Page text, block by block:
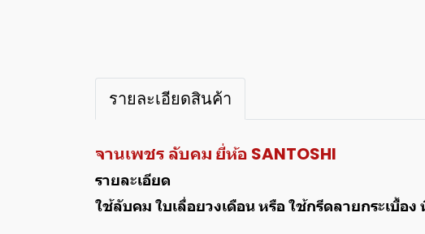
รายละเอียดสินค้า
จานเพชร ลับคม ยี่ห้อ SANTOSHI
รายละเอียด
ใช้ลับคม ใบเลื่อยวงเดือน หรือ ใช้กรีดลายกระเบื้